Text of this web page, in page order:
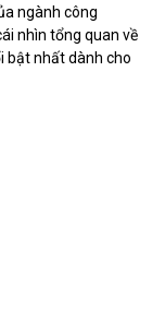
ngành công
nhìn tổng quan về
bật nhất dành cho